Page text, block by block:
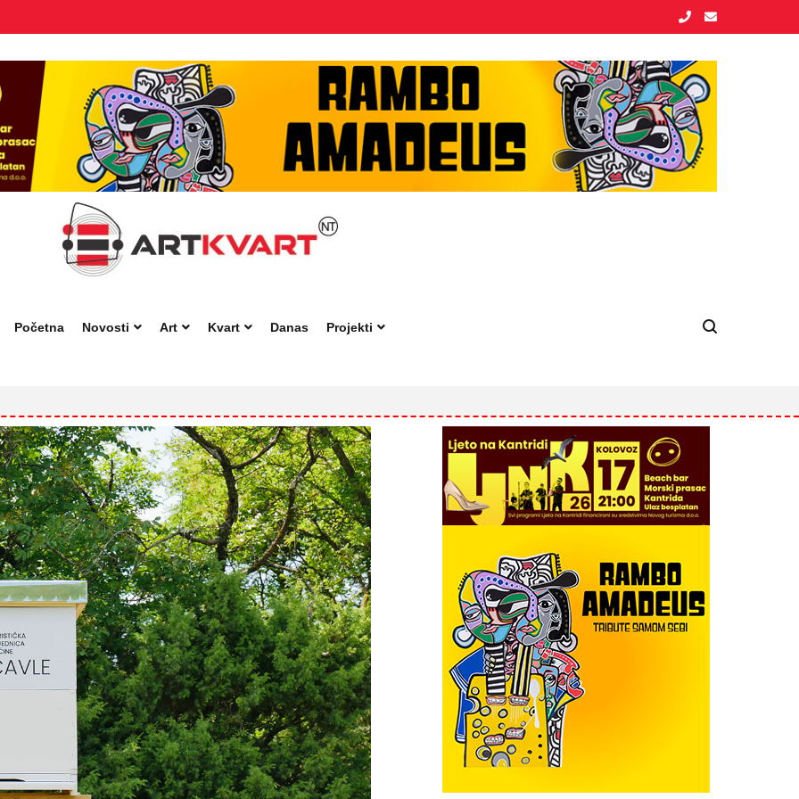
Početna
Novosti Art Kvart Danas Projekti